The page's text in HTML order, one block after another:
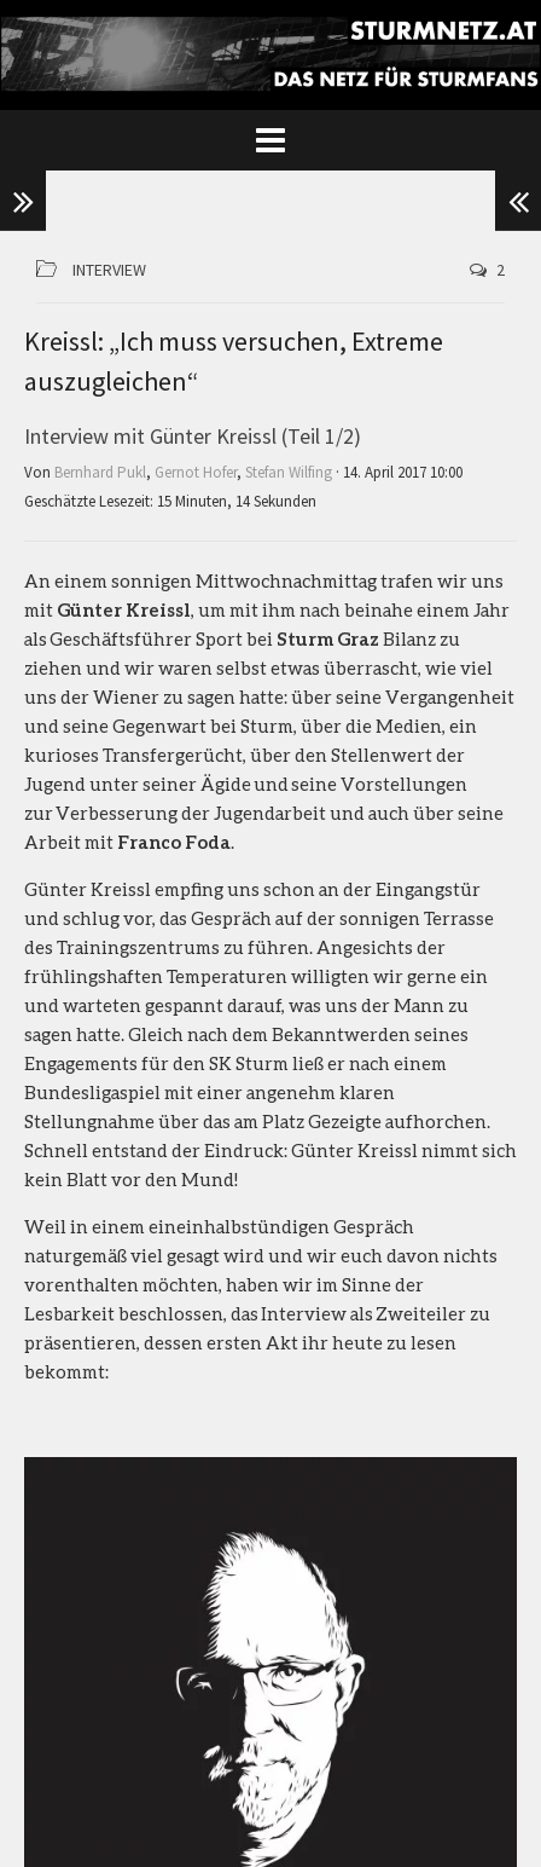
INTERVIEW 2
Kreissl: „Ich muss versuchen, Extreme
auszugleichen“
Interview mit Günter Kreissl (Teil 1/2)
Von Bernhard Pukl, Gernot Hofer, Stefan Wilfing · 14. April 2017 10:00
Geschätzte Lesezeit: 15 Minuten, 14 Sekunden
An einem sonnigen Mittwochnachmittag trafen wir uns
mit Günter Kreissl, um mit ihm nach beinahe einem Jahr
als Geschäftsführer Sport bei Sturm Graz Bilanz zu
ziehen und wir waren selbst etwas überrascht, wie viel
uns der Wiener zu sagen hatte: über seine Vergangenheit
und seine Gegenwart bei Sturm, über die Medien, ein
kurioses Transfergerücht, über den Stellenwert der
Jugend unter seiner Ägide und seine Vorstellungen
zur Verbesserung der Jugendarbeit und auch über seine
Arbeit mit Franco Foda.
Günter Kreissl empfing uns schon an der Eingangstür
und schlug vor, das Gespräch auf der sonnigen Terrasse
des Trainingszentrums zu führen. Angesichts der
frühlingshaften Temperaturen willigten wir gerne ein
und warteten gespannt darauf, was uns der Mann zu
sagen hatte. Gleich nach dem Bekanntwerden seines
Engagements für den SK Sturm ließ er nach einem
Bundesligaspiel mit einer angenehm klaren
Stellungnahme über das am Platz Gezeigte aufhorchen.
Schnell entstand der Eindruck: Günter Kreissl nimmt sich
kein Blatt vor den Mund!
Weil in einem eineinhalbstündigen Gespräch
naturgemäß viel gesagt wird und wir euch davon nichts
vorenthalten möchten, haben wir im Sinne der
Lesbarkeit beschlossen, das Interview als Zweiteiler zu
präsentieren, dessen ersten Akt ihr heute zu lesen
bekommt: